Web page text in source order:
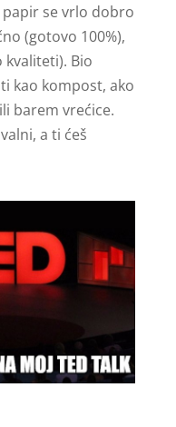
se vrlo dobro
(gotovo 100%),
kvaliteti). Bio
kao kompost, ako
barem vrećice.
a ti ćeš